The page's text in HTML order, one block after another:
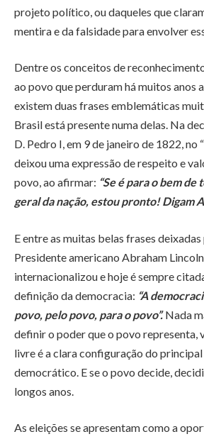
projeto político, ou daqueles que
mentira e da falsidade para envolver
Dentre os conceitos de
ao povo que perduram há muitos anos
existem duas frases emblemáticas
Brasil está presente numa delas. Na
D. Pedro I, em 9 de janeiro de 1822, no
deixou uma expressão de respeito e
povo, ao afirmar: “Se é para o bem
geral da nação, estou pronto! Digam
E entre as muitas belas frases
Presidente americano Abraham
internacionalizou e hoje é sempre
definição da democracia: “A
povo, pelo povo, para o povo”.Nada
definir o poder que o povo representa,
livre é a clara configuração do
democrático. E se o povo decide,
longos anos.
As eleições se apresentam como a